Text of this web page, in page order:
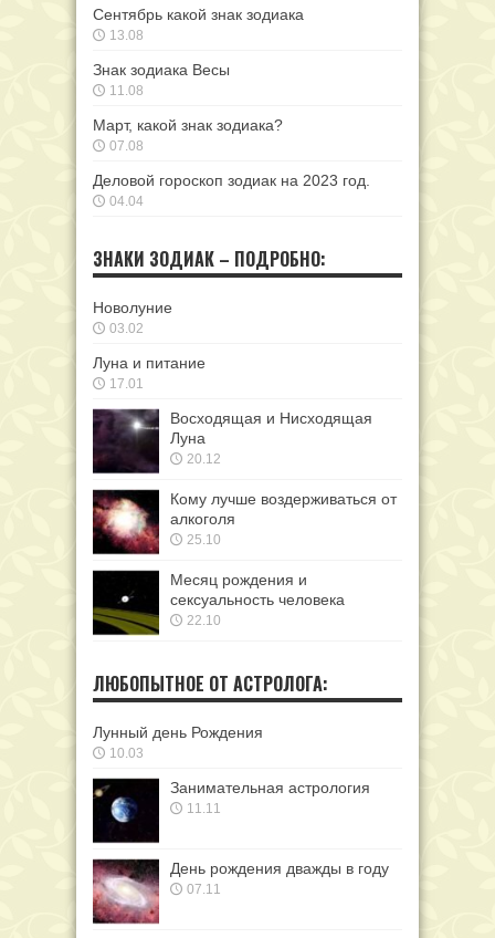
Сентябрь какой знак зодиака
13.08
Знак зодиака Весы
11.08
Март, какой знак зодиака?
07.08
Деловой гороскоп зодиак на 2023 год.
04.04
ЗНАКИ ЗОДИАК – ПОДРОБНО:
Новолуние
03.02
Луна и питание
17.01
Восходящая и Нисходящая
Луна
20.12
Кому лучше воздерживаться от
алкоголя
25.10
Месяц рождения и
сексуальность человека
22.10
ЛЮБОПЫТНОЕ ОТ АСТРОЛОГА:
Лунный день Рождения
10.03
Занимательная астрология
11.11
День рождения дважды в году
07.11